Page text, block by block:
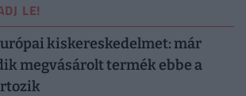
LE!
kiskereskedelmet: már
megvásárolt termék ebbe a